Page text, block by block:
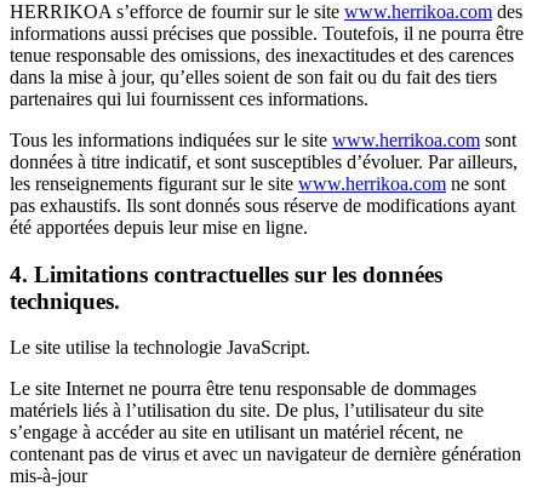
HERRIKOA s’efforce de fournir sur le site www.herrikoa.com des
informations aussi précises que possible. Toutefois, il ne pourra être
tenue responsable des omissions, des inexactitudes et des carences
dans la mise à jour, qu’elles soient de son fait ou du fait des tiers
partenaires qui lui fournissent ces informations.
Tous les informations indiquées sur le site www.herrikoa.com sont
données à titre indicatif, et sont susceptibles d’évoluer. Par ailleurs,
les renseignements figurant sur le site www.herrikoa.com ne sont
pas exhaustifs. Ils sont donnés sous réserve de modifications ayant
été apportées depuis leur mise en ligne.
4. Limitations contractuelles sur les données
techniques.
Le site utilise la technologie JavaScript.
Le site Internet ne pourra être tenu responsable de dommages
matériels liés à l’utilisation du site. De plus, l’utilisateur du site
s’engage à accéder au site en utilisant un matériel récent, ne
contenant pas de virus et avec un navigateur de dernière génération
mis-à-jour